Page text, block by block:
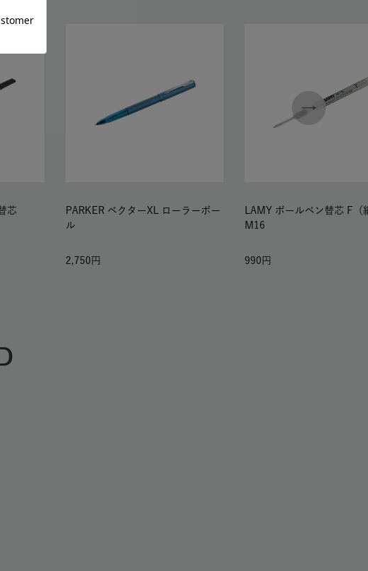
芯
PARKER ベクターXL ローラーボー
ル
2,750
LAMY ボールペン替芯 F（
M16
990